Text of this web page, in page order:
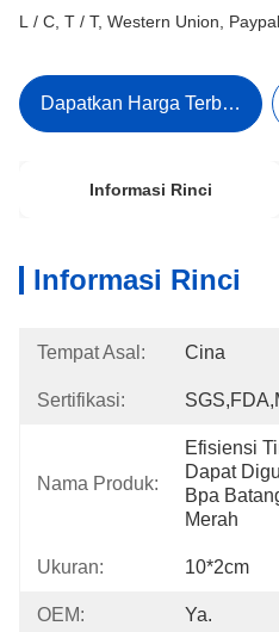
L / C, T / T, Western Union, Paypal
Dapatkan Harga Terbaik
Informasi Rinci
Informasi Rinci
Tempat Asal: Cina
Sertifikasi:
Nama Produk:
Efisiensi
Dapat
Bpa
Merah
Ukuran: 10*2cm
OEM: Ya.